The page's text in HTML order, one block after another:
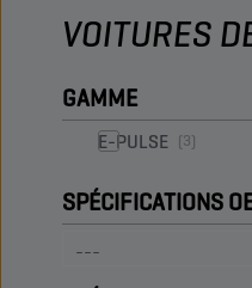
VOITURES
GAMME
E-PULSE (3)
SPÉCIFICATIONS